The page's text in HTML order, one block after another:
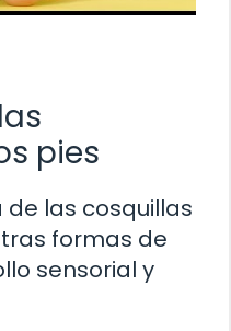
pies
de las cosquillas
formas de
sensorial y